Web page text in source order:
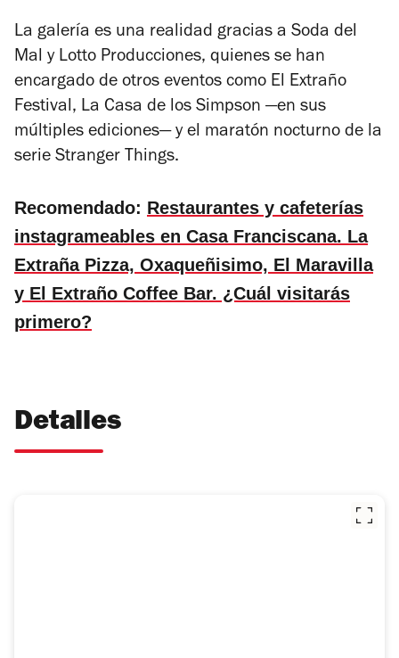
La galería es una realidad gracias a Soda del
Mal y Lotto Producciones, quienes se han
encargado de otros eventos como El Extraño
Festival, La Casa de los Simpson —en sus
múltiples ediciones— y el maratón nocturno de la
serie Stranger Things.
Recomendado: Restaurantes y cafeterías
instagrameables en Casa Franciscana. La
Extraña Pizza, Oxaqueñisimo, El Maravilla
y El Extraño Coffee Bar. ¿Cuál visitarás
primero?
Detalles